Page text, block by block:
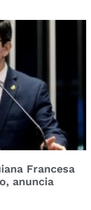
Francesa
anuncia